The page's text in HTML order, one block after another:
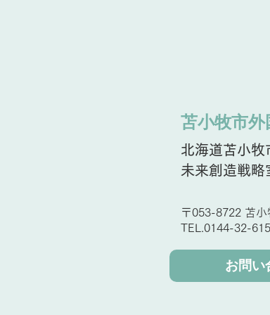
よる休日相談対応に
苫小牧市外
北海道苫小牧
未来創造戦略
〒053-8722 苫
TEL.0144-32-
お問い